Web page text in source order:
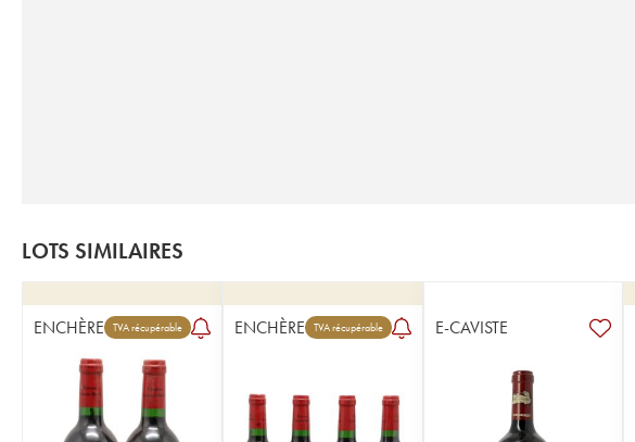
LOTS SIMILAIRES
ENCHÈRE TVA récupérable ENCHÈRE TVA récupérable E-CAVISTE